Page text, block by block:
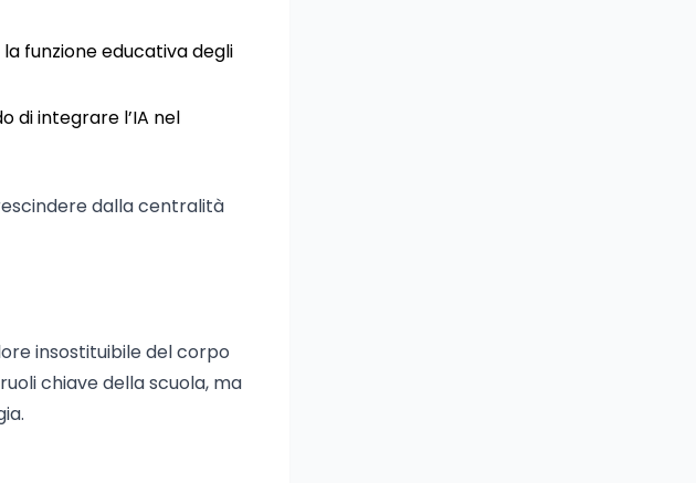
funzione educativa degli
di integrare l’IA nel
dalla centralità
insostituibile del corpo
chiave della scuola, ma